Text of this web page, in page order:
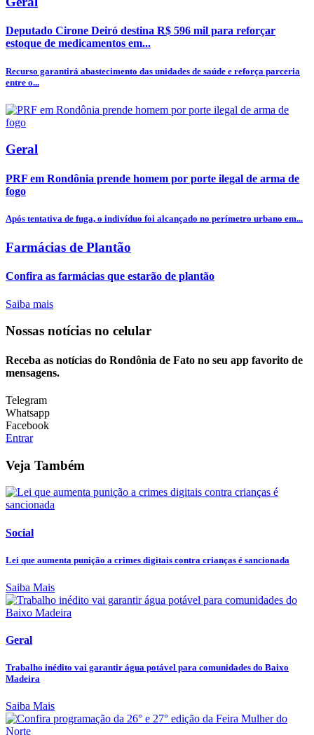
Deputado Cirone Deiró destina R$ 596 mil para reforçar
estoque de medicamentos em...
Recurso garantirá abastecimento das unidades de saúde e reforça parceria
entre o...
Geral
PRF em Rondônia prende homem por porte ilegal de arma de
fogo
Após tentativa de fuga, o indivíduo foi alcançado no perímetro urbano em...
Farmácias de Plantão
Confira as farmácias que estarão de plantão
Saiba mais
Nossas notícias no celular
Receba as notícias do Rondônia de Fato no seu app favorito de
mensagens.
Telegram
Whatsapp
Facebook
Entrar
Veja Também
Social
Lei que aumenta punição a crimes digitais contra crianças é sancionada
Saiba Mais
Geral
Trabalho inédito vai garantir água potável para comunidades do Baixo
Madeira
Saiba Mais